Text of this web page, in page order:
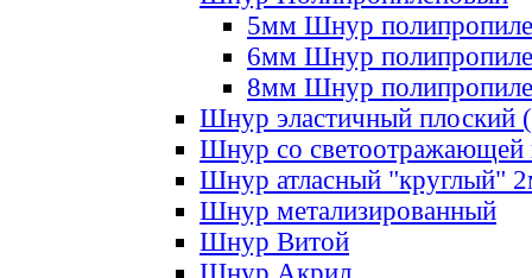
5мм Шнур
6мм Шнур
8мм Шнур
Шнур эластичный плоский
Шнур со светоотражающей
Шнур атласный "круглый"
Шнур метализированный
Шнур Витой